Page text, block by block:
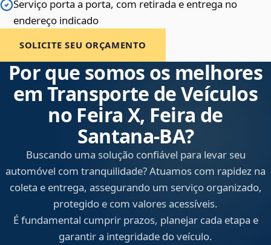
Serviço porta a porta, com retirada e entrega no
endereço indicado
SOLICITE SEU ORÇAMENTO
Por que somos os melhores
em Transporte de Veículos
no Feira X, Feira de
Santana‑BA?
Buscando uma solução confiável para levar seu
automóvel com tranquilidade? Atuamos com rapidez na
coleta e entrega, assegurando um serviço organizado,
protegido e com valores acessíveis.
É fundamental cumprir prazos, planejar cada etapa e
garantir a integridade do veículo.